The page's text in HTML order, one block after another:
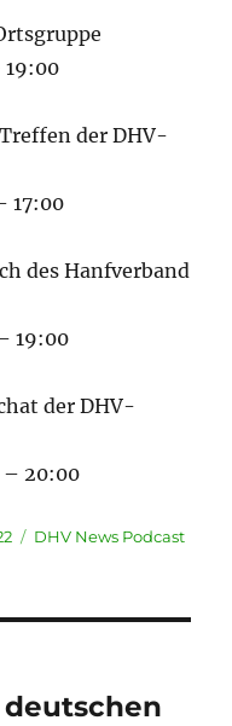
19:00
der DHV-
17:00
des Hanfverband
19:00
der DHV-
– 20:00
Kategorien
DHV News Podcast